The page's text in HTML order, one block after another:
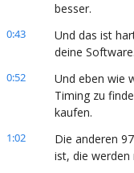
besser.
0:43
Und das ist
deine
0:52
Und eben wie
Timing zu
kaufen.
1:02
Die anderen
ist, die werden